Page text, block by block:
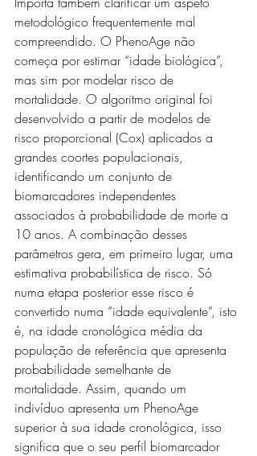
metodológico frequentemente mal
compreendido. O PhenoAge não
começa por estimar “idade biológica”,
mas sim por modelar risco de
mortalidade. O algoritmo original foi
desenvolvido a partir de modelos de
risco proporcional (Cox) aplicados a
grandes coortes populacionais,
identificando um conjunto de
biomarcadores independentes
associados à probabilidade de morte a
10 anos. A combinação desses
parâmetros gera, em primeiro lugar, uma
estimativa probabilística de risco. Só
numa etapa posterior esse risco é
convertido numa “idade equivalente”, isto
é, na idade cronológica média da
população de referência que apresenta
probabilidade semelhante de
mortalidade. Assim, quando um
indivíduo apresenta um PhenoAge
superior à sua idade cronológica, isso
significa que o seu perfil biomarcador